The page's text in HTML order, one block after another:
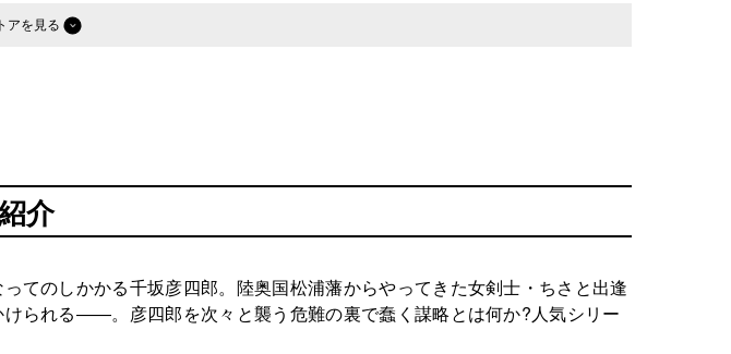
ア
介
てのしかかる千坂彦四郎。陸奥国松浦藩からやってきた女剣士・ちさと出逢
られる――。彦四郎を次々と襲う危難の裏で蠢く謀略とは何か?人気シリー